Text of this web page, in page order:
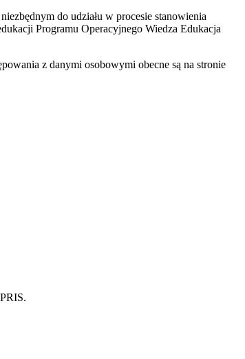
do udziału w procesie stanowienia
Programu Operacyjnego Wiedza Edukacja
z danymi osobowymi obecne są na stronie